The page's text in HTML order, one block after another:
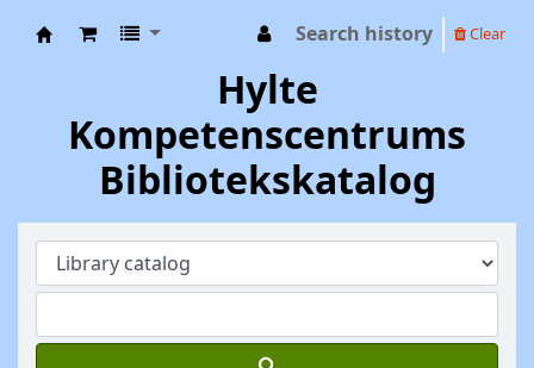
Search history Clear
Hylte
Kompetenscentrums
Bibliotekskatalog